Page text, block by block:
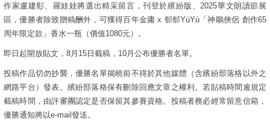
作家盧建彰、羅娃娃將選出精采留言，刊登於繽紛版、2025華文朗讀節展
區，優勝者除致贈稿酬外，可獲得百年金庸 x 郁郁YùYù「神鵰俠侶 創作65
周年限定款」香水一瓶（價值1080元）。
即日起開放貼文，8月15日截稿，10月公布優勝者名單。
投稿作品切勿抄襲，優勝名單揭曉前不得於其他媒體（含繽紛部落格以外之
網路平台）發表。繽紛部落格保有刪除回應文章之權利。若貼稿時間逾規定
截稿時間，由評審團認定是否保留其參賽資格。投稿者務必經常留意信箱，
優勝通知將以e-mail發送。